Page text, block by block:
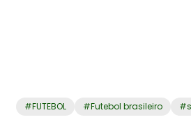
#FUTEBOL #Futebol brasileiro #